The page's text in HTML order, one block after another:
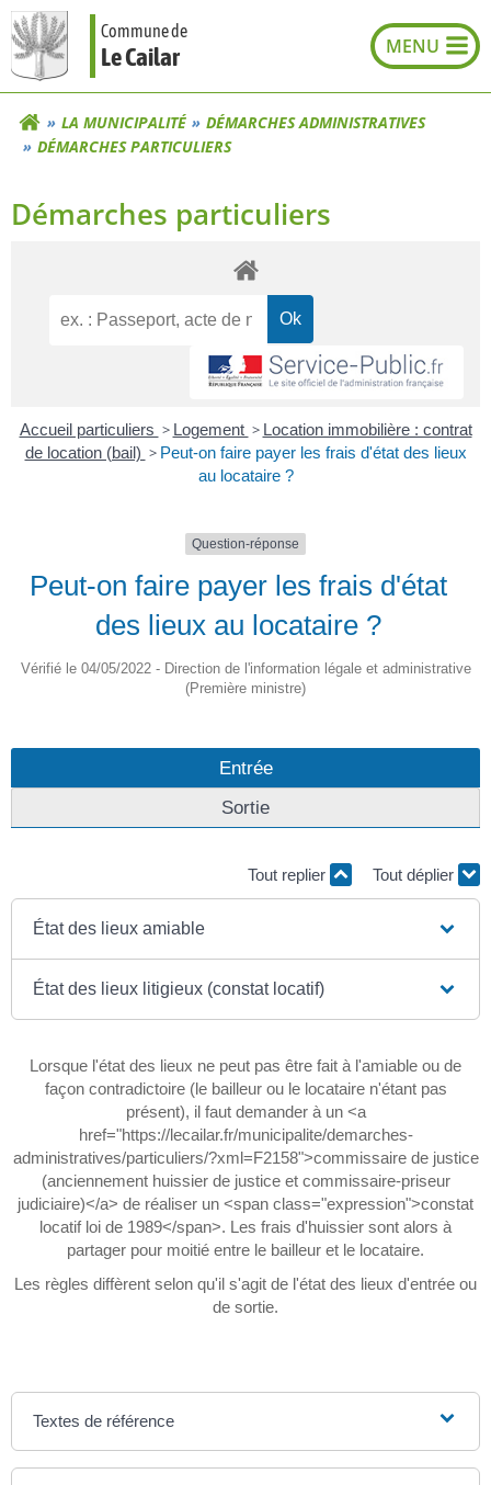
Aller
au
contenu
Commune de
Le Cailar
LA MUNICIPALITÉ
DÉMARCHES ADMINISTRATIVES
DÉMARCHES PARTICULIERS
Démarches particuliers
Accueil particuliers > Logement > Location immobilière : contrat
de location (bail) > Peut-on faire payer les frais d'état des lieux
au locataire ?
Question-réponse
Peut-on faire payer les frais d'état
des lieux au locataire ?
Vérifié le 04/05/2022 - Direction de l'information légale et administrative
(Première ministre)
Entrée
Sortie
Tout replier Tout déplier
État des lieux amiable
État des lieux litigieux (constat locatif)
Lorsque l'état des lieux ne peut pas être fait à l'amiable ou de
façon contradictoire (le bailleur ou le locataire n'étant pas
présent), il faut demander à un <a
href="https://lecailar.fr/municipalite/demarches-
administratives/particuliers/?xml=F2158">commissaire de justice
(anciennement huissier de justice et commissaire-priseur
judiciaire)</a> de réaliser un <span class="expression">constat
locatif loi de 1989</span>. Les frais d'huissier sont alors à
partager pour moitié entre le bailleur et le locataire.
Les règles diffèrent selon qu'il s'agit de l'état des lieux d'entrée ou
de sortie.
Textes de référence